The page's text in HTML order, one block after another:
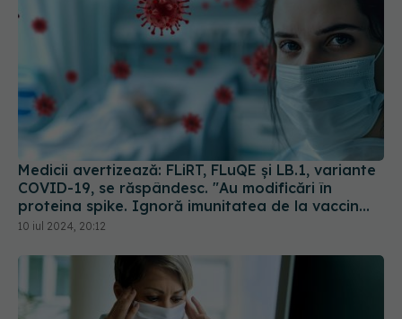
Medicii avertizează: FLiRT, FLuQE și LB.1, variante
COVID-19, se răspândesc. "Au modificări în
proteina spike. Ignoră imunitatea de la vaccin
sau infectarea anterioară
10 iul 2024, 20:12